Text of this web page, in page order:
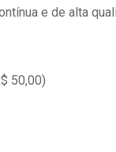
e de alta
50,00)